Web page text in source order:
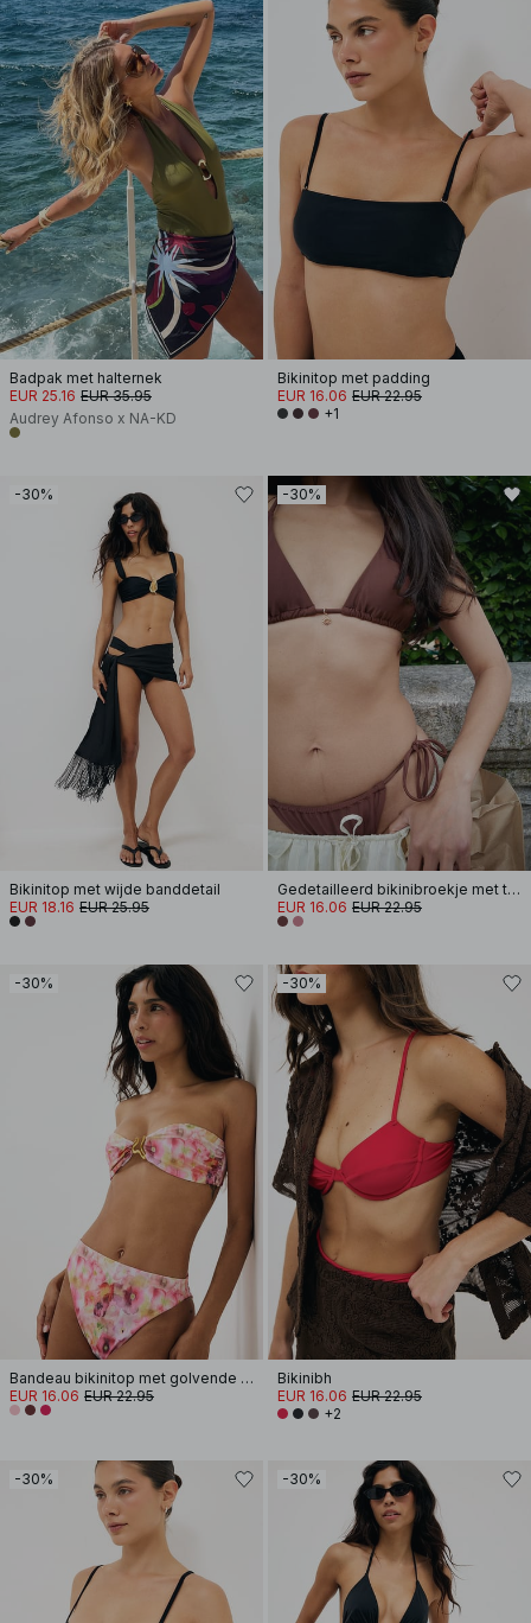
Badpak met halternek
EUR 25.16 EUR 35.95
Audrey Afonso x NA-KD
Bikinitop met padding
EUR 16.06 EUR 22.95
+1
-30%
Bikinitop met wijde banddetail
EUR 18.16 EUR 25.95
-30%
Gedetailleerd bikinibroekje met trekkoord
EUR 16.06 EUR 22.95
-30%
Bandeau bikinitop met golvende band
EUR 16.06 EUR 22.95
-30%
Bikinibh
EUR 16.06 EUR 22.95
+2
-30% -30%